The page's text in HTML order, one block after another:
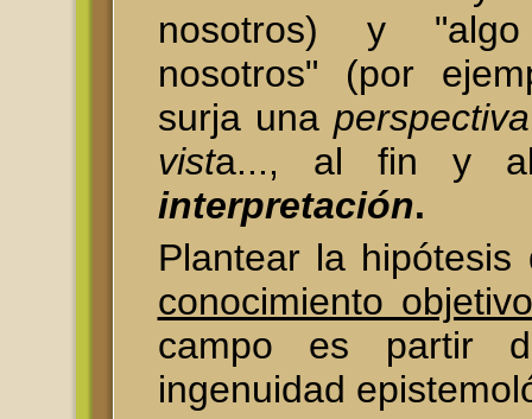
nosotros) y
nosotros" (por
surja unaperspectiva
vista..., al fin y
interpretación.
Plantear la
conocimiento objetivo
campo es partir
ingenuidad